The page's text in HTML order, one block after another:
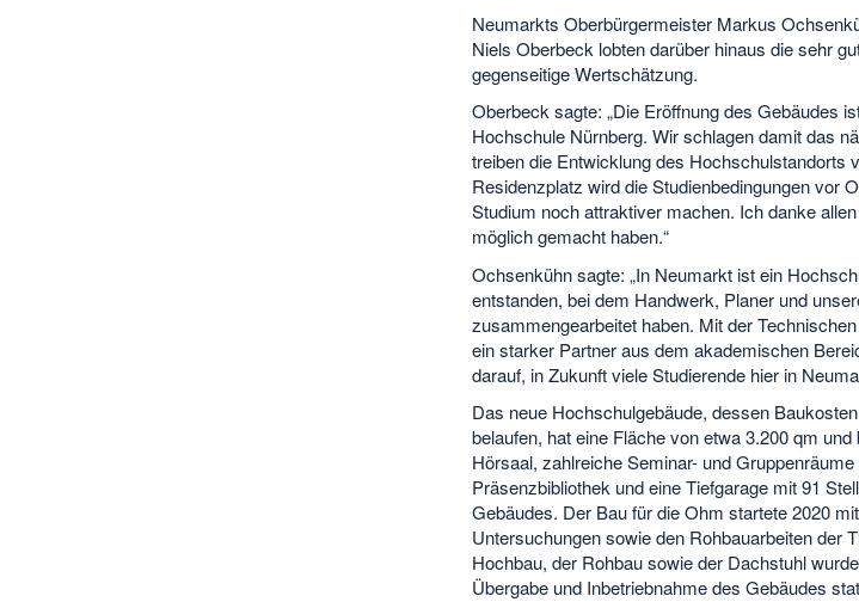
Neumarkts Oberbürgermeister Markus
Niels Oberbeck lobten darüber hinaus die sehr
gegenseitige Wertschätzung.
Oberbeck sagte: „Die Eröffnung des Gebäudes
Hochschule Nürnberg. Wir schlagen damit das
treiben die Entwicklung des Hochschulstandorts
Residenzplatz wird die Studienbedingungen vor
Studium noch attraktiver machen. Ich danke
möglich gemacht haben.“
Ochsenkühn sagte: „In Neumarkt ist ein
entstanden, bei dem Handwerk, Planer und
zusammengearbeitet haben. Mit der
ein starker Partner aus dem akademischen
darauf, in Zukunft viele Studierende hier in
Das neue Hochschulgebäude, dessen
belaufen, hat eine Fläche von etwa 3.200 qm
Hörsaal, zahlreiche Seminar- und
Präsenzbibliothek und eine Tiefgarage mit 91
Gebäudes. Der Bau für die Ohm startete 2020
Untersuchungen sowie den Rohbauarbeiten der
Hochbau, der Rohbau sowie der Dachstuhl
Übergabe und Inbetriebnahme des Gebäudes